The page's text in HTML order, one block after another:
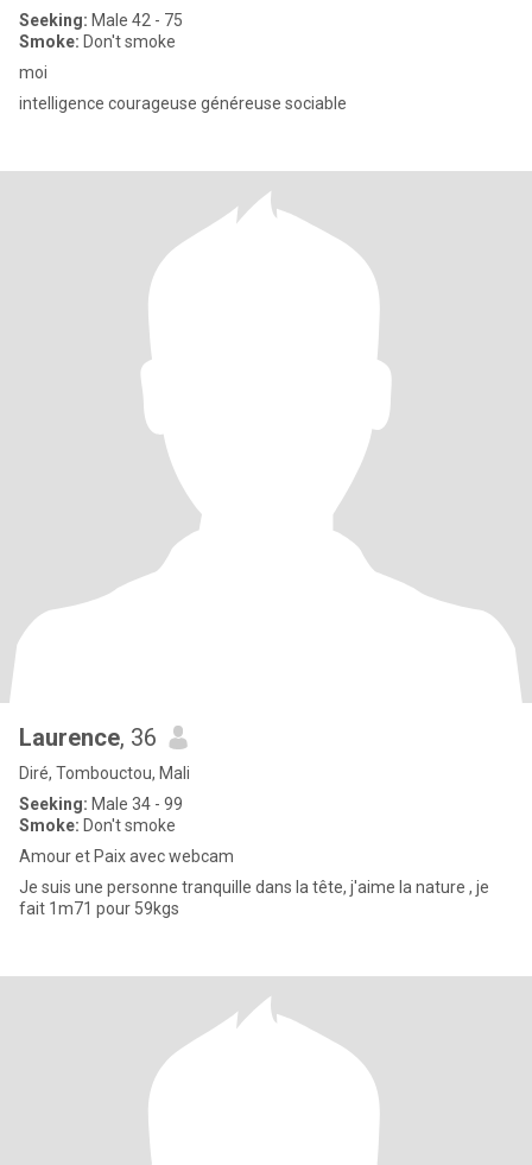
Seeking: Male 42 - 75
Smoke: Don't smoke
moi
intelligence courageuse généreuse sociable
Laurence, 36
Diré, Tombouctou, Mali
Seeking: Male 34 - 99
Smoke: Don't smoke
Amour et Paix avec webcam
Je suis une personne tranquille dans la tête, j'aime la nature , je
fait 1m71 pour 59kgs